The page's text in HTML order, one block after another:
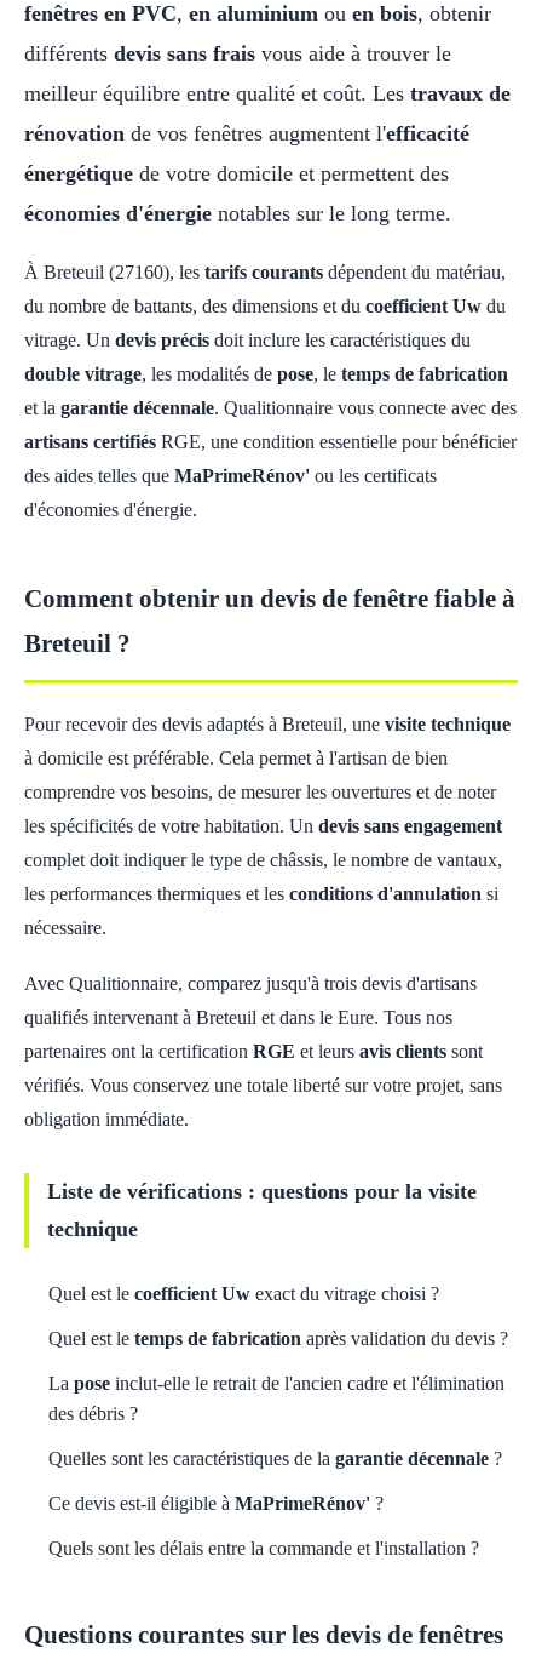
fenêtres en PVC, en aluminium ou en bois, obtenir
différents devis sans frais vous aide à trouver le
meilleur équilibre entre qualité et coût. Les travaux de
rénovation de vos fenêtres augmentent l'efficacité
énergétique de votre domicile et permettent des
économies d'énergie notables sur le long terme.
À Breteuil (27160), les tarifs courants dépendent du matériau,
du nombre de battants, des dimensions et du coefficient Uw du
vitrage. Un devis précis doit inclure les caractéristiques du
double vitrage, les modalités de pose, le temps de fabrication
et la garantie décennale. Qualitionnaire vous connecte avec des
artisans certifiés RGE, une condition essentielle pour bénéficier
des aides telles que MaPrimeRénov' ou les certificats
d'économies d'énergie.
Comment obtenir un devis de fenêtre fiable à
Breteuil ?
Pour recevoir des devis adaptés à Breteuil, une visite technique
à domicile est préférable. Cela permet à l'artisan de bien
comprendre vos besoins, de mesurer les ouvertures et de noter
les spécificités de votre habitation. Un devis sans engagement
complet doit indiquer le type de châssis, le nombre de vantaux,
les performances thermiques et les conditions d'annulation si
nécessaire.
Avec Qualitionnaire, comparez jusqu'à trois devis d'artisans
qualifiés intervenant à Breteuil et dans le Eure. Tous nos
partenaires ont la certification RGE et leurs avis clients sont
vérifiés. Vous conservez une totale liberté sur votre projet, sans
obligation immédiate.
Liste de vérifications : questions pour la visite
technique
Quel est le coefficient Uw exact du vitrage choisi ?
Quel est le temps de fabrication après validation du devis ?
La pose inclut-elle le retrait de l'ancien cadre et l'élimination
des débris ?
Quelles sont les caractéristiques de la garantie décennale ?
Ce devis est-il éligible à MaPrimeRénov' ?
Quels sont les délais entre la commande et l'installation ?
Questions courantes sur les devis de fenêtres